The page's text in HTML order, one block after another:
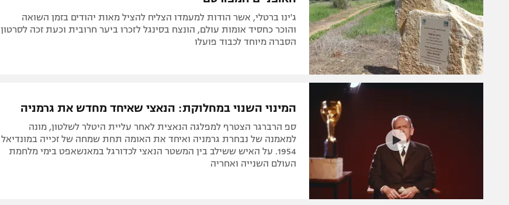
ג'ינו ברטלי, אשר הודות למעמדו הצליח להציל מאות יהודים בזמן השואה
והוכר כחסיד אומות עולם, הונצח בסינגל לזכרו ביער חרובית וכעת זכה לסרטון
הסברה מיוחד לכבוד פועלו
המינוי השנוי במחלוקת: הנאצי שאיחד מחדש את גרמניה
ספ הרברגר הצטרף למפלגה הנאצית לאחר עליית היטלר לשלטון, מונה
למאמנה של נבחרת גרמניה ואיחד את האומה תחת שמחה של זכייה במונדיאל
1954. על האיש ששילב בין המשטר הנאצי לכדורגל במאנשאפט בימי מלחמת
העולם השנייה ואחריה